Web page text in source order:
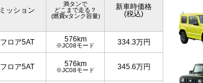
ミッション
満タンで
どこまで走る？
(燃費xタンク容量)
新車時価格
(税込)
フロア5AT 576km
※JC08モード 334.3万円
フロア5AT 576km
※JC08モード 345.6万円